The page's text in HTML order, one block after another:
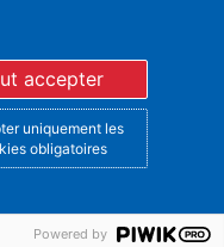
acceptez de
Pour plus
merci de
des Données
accepter
uniquement les
obligatoires
Powered by